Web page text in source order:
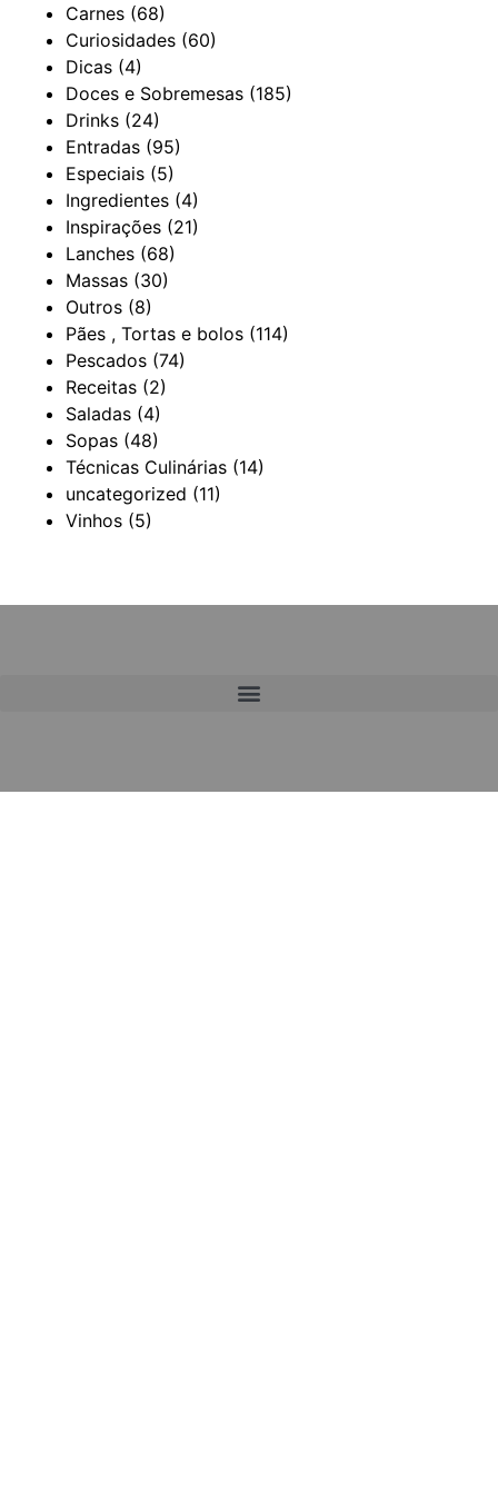
Carnes (68)
Curiosidades (60)
Dicas (4)
Doces e Sobremesas (185)
Drinks (24)
Entradas (95)
Especiais (5)
Ingredientes (4)
Inspirações (21)
Lanches (68)
Massas (30)
Outros (8)
Pães , Tortas e bolos (114)
Pescados (74)
Receitas (2)
Saladas (4)
Sopas (48)
Técnicas Culinárias (14)
uncategorized (11)
Vinhos (5)